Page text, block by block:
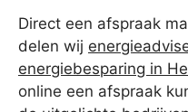
Direct een afspraak
delen wij
energiebesparing in
online een afspraak